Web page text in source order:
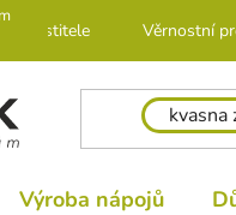
pěstitele Věrnostní
Výroba nápojů